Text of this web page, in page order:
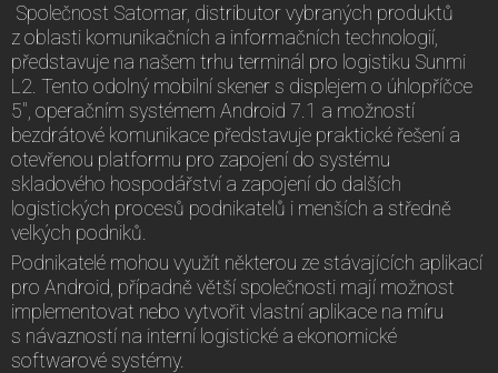
Společnost Satomar, distributor vybraných produktů
z oblasti komunikačních a informačních technologií,
představuje na našem trhu terminál pro logistiku Sunmi
L2. Tento odolný mobilní skener s displejem o úhlopříčce
5", operačním systémem Android 7.1 a možností
bezdrátové komunikace představuje praktické řešení a
otevřenou platformu pro zapojení do systému
skladového hospodářství a zapojení do dalších
logistických procesů podnikatelů i menších a středně
velkých podniků.
Podnikatelé mohou využít některou ze stávajících aplikací
pro Android, případně větší společnosti mají možnost
implementovat nebo vytvořit vlastní aplikace na míru
s návazností na interní logistické a ekonomické
softwarové systémy.